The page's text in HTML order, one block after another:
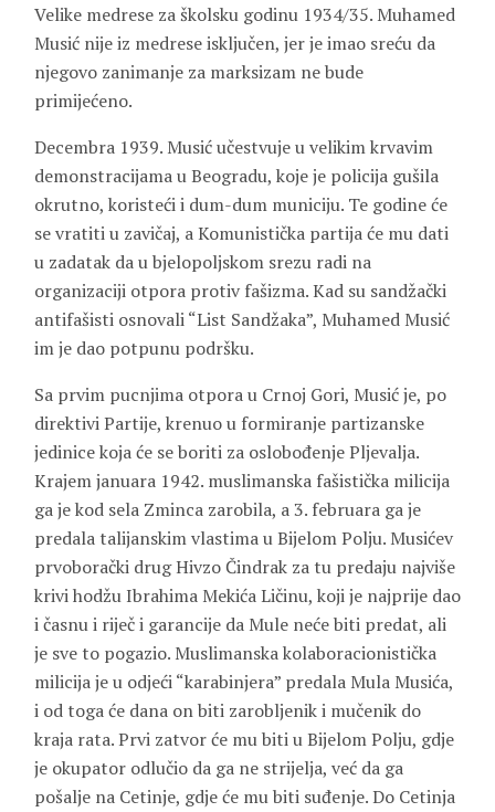
Velike medrese za školsku godinu 1934/35. Muhamed
Musić nije iz medrese isključen, jer je imao sreću da
njegovo zanimanje za marksizam ne bude
primijećeno.
Decembra 1939. Musić učestvuje u velikim krvavim
demonstracijama u Beogradu, koje je policija gušila
okrutno, koristeći i dum-dum municiju. Te godine će
se vratiti u zavičaj, a Komunistička partija će mu dati
u zadatak da u bjelopoljskom srezu radi na
organizaciji otpora protiv fašizma. Kad su sandžački
antifašisti osnovali “List Sandžaka”, Muhamed Musić
im je dao potpunu podršku.
Sa prvim pucnjima otpora u Crnoj Gori, Musić je, po
direktivi Partije, krenuo u formiranje partizanske
jedinice koja će se boriti za oslobođenje Pljevalja.
Krajem januara 1942. muslimanska fašistička milicija
ga je kod sela Zminca zarobila, a 3. februara ga je
predala talijanskim vlastima u Bijelom Polju. Musićev
prvoborački drug Hivzo Čindrak za tu predaju najviše
krivi hodžu Ibrahima Mekića Ličinu, koji je najprije dao
i časnu i riječ i garancije da Mule neće biti predat, ali
je sve to pogazio. Muslimanska kolaboracionistička
milicija je u odjeći “karabinjera” predala Mula Musića,
i od toga će dana on biti zarobljenik i mučenik do
kraja rata. Prvi zatvor će mu biti u Bijelom Polju, gdje
je okupator odlučio da ga ne strijelja, već da ga
pošalje na Cetinje, gdje će mu biti suđenje. Do Cetinja